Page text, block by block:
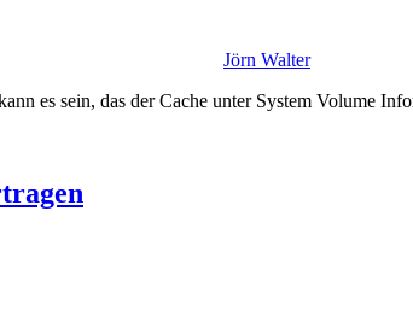
Jörn Walter
es sein, das der Cache unter System Volume